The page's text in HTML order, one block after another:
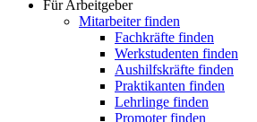
Für Arbeitgeber
Mitarbeiter finden
Fachkräfte finden
Werkstudenten finden
Aushilfskräfte finden
Praktikanten finden
Lehrlinge finden
Promoter finden